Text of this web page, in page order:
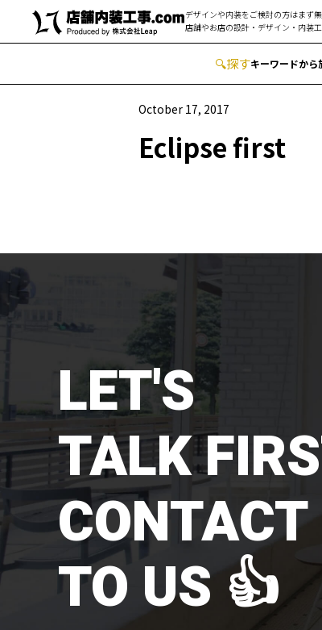
デザインや内装をご検討の方はまず
店舗やお店の設計・デザイン・内装
🔍︎探すキーワードから
October 17, 2017
Eclipse first
LET'S
TALK
CONTACT
TO US 👍